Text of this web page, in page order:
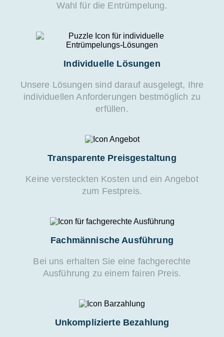
Wahl für die Entrümpelung.
Individuelle Lösungen
Unsere Lösungen sind darauf ausgelegt, Ihre
individuellen Anforderungen bestmöglich zu
erfüllen.
Transparente Preisgestaltung
Keine versteckten Kosten und ein Angebot
zum Festpreis.
Fachmännische Ausführung
Bei uns erhalten Sie eine fachgerechte
Ausführung zu einem fairen Preis.
Unkomplizierte Bezahlung